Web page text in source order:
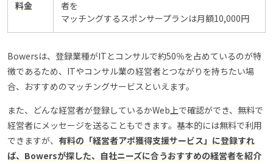
料金
者を
マッチングするスポンサープランは月額10,000円
Bowersは、登録業種がITとコンサルで約50％を占めているのが特
徴であるため、ITやコンサル業の経営者とつながりを持ちたい場
合、おすすめのマッチングサービスといえます。
また、どんな経営者が登録しているかWeb上で確認ができ、無料で
経営者にメッセージを送ることもできます。基本的には無料で利用
できますが、 有料の「経営者アポ獲得支援サービス」に登録すれ
ば、Bowersが探した、自社ニーズに合うおすすめの経営者を紹介